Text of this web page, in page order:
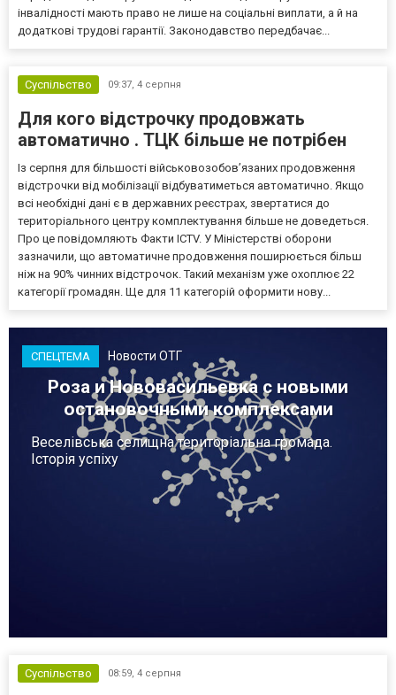
інвалідності мають право не лише на соціальні виплати, а й на
додаткові трудові гарантії. Законодавство передбачає...
Суспільство 09:37, 4 серпня
Для кого відстрочку продовжать
автоматично . ТЦК більше не потрібен
Із серпня для більшості військовозобов’язаних продовження
відстрочки від мобілізації відбуватиметься автоматично. Якщо
всі необхідні дані є в державних реєстрах, звертатися до
територіального центру комплектування більше не доведеться.
Про це повідомляють Факти ICTV. У Міністерстві оборони
зазначили, що автоматичне продовження поширюється більш
ніж на 90% чинних відстрочок. Такий механізм уже охоплює 22
категорії громадян. Ще для 11 категорій оформити нову...
СПЕЦТЕМА Новости ОТГ
Роза и Нововасильевка с новыми
остановочными комплексами
Веселівська селищна територіальна громада.
Історія успіху
Суспільство 08:59, 4 серпня